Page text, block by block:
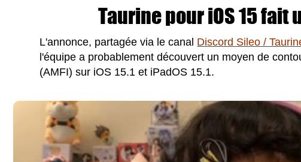
Taurine pour iOS 15 fait
L'annonce, partagée via le canal Discord Sileo /
l'équipe a probablement découvert un moyen de
(AMFI) sur iOS 15.1 et iPadOS 15.1.